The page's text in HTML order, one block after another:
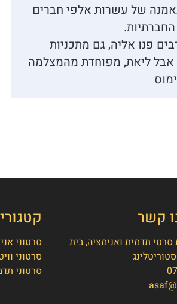
של עשרות אלפי חברים
פנו אליה, גם מתכניות
אבל ליאת, מפוחדת מהמצלמה
קשר
תדמית ואנימציה, בית
סרטוני
סרטוני
סרטוני